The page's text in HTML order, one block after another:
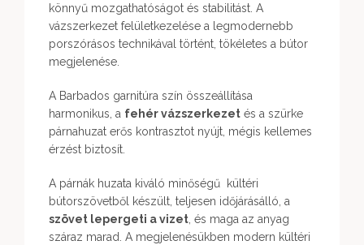
könnyű mozgathatóságot és stabilitást. A
vázszerkezet felületkezelése a legmodernebb
porszórásos technikával történt, tökéletes a bútor
megjelenése.
A Barbados garnitúra szín összeállítása
harmonikus, a fehér vázszerkezet és a szürke
párnahuzat erős kontrasztot nyújt, mégis kellemes
érzést biztosít.
A párnák huzata kiváló minőségű kültéri
bútorszövetből készült, teljesen időjárásálló, a
szövet lepergeti a vizet , és maga az anyag
száraz marad. A megjelenésükben modern kültéri